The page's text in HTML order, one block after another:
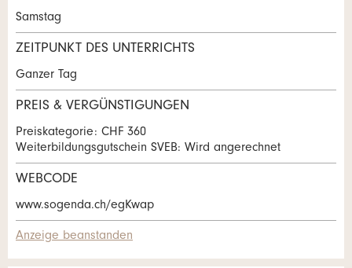
This site is protected by reCAPTCHA and the Google
ANMELDEN
Nachricht
Samstag
ZEITPUNKT DES UNTERRICHTS
Ganzer Tag
PREIS & VERGÜNSTIGUNGEN
Preiskategorie: CHF 360
Weiterbildungsgutschein SVEB: Wird angerechnet
WEBCODE
www.sogenda.ch/egKwap
Anzeige beanstanden